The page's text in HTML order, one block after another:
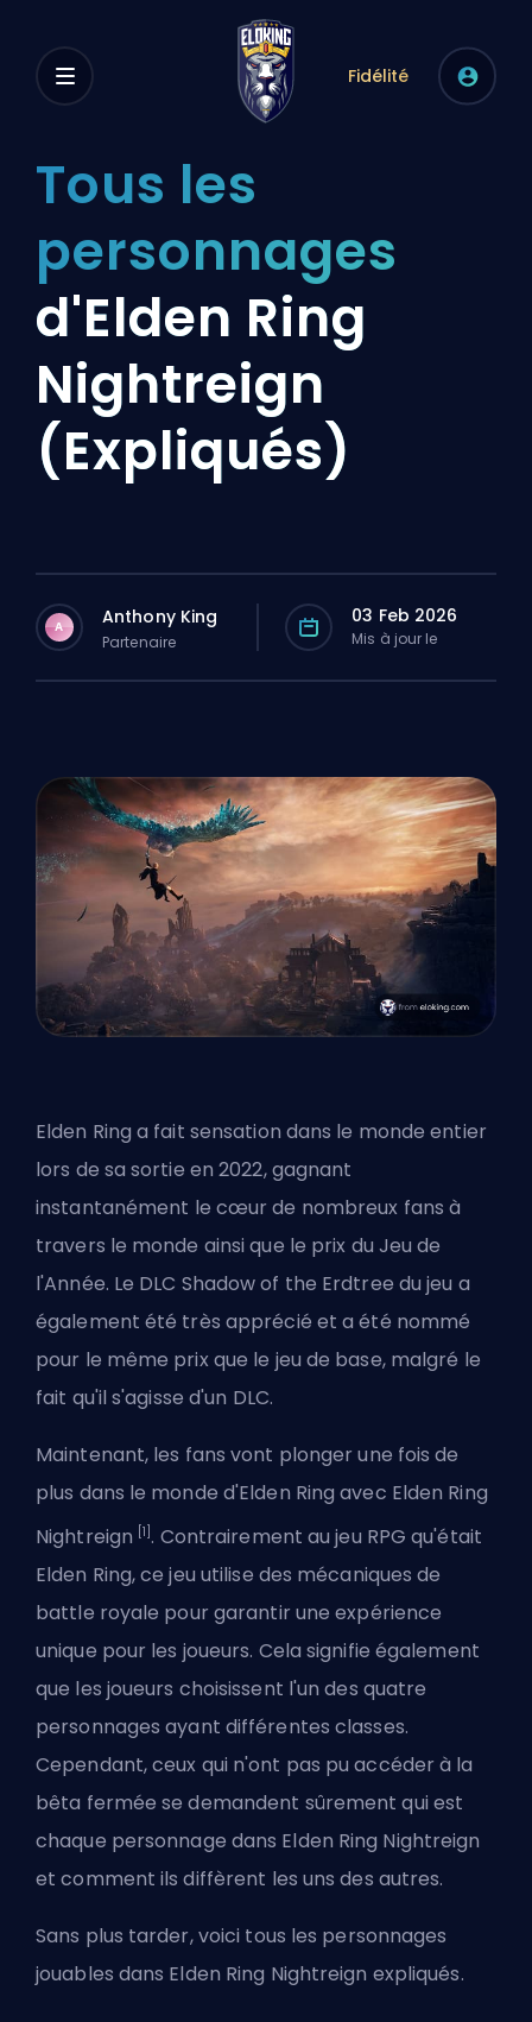
Fidélité
Tous les
personnages
d'Elden Ring
Nightreign
(Expliqués)
A Anthony King
Partenaire
03 Feb 2026
Mis à jour le
Elden Ring a fait sensation dans le monde entier
lors de sa sortie en 2022, gagnant
instantanément le cœur de nombreux fans à
travers le monde ainsi que le prix du Jeu de
l'Année. Le DLC Shadow of the Erdtree du jeu a
également été très apprécié et a été nommé
pour le même prix que le jeu de base, malgré le
fait qu'il s'agisse d'un DLC.
Maintenant, les fans vont plonger une fois de
plus dans le monde d'Elden Ring avec Elden Ring
Nightreign [1] . Contrairement aujeu RPGqu'était
Elden Ring, ce jeu utilise des mécaniques de
battle royale pour garantir une expérience
unique pour les joueurs. Cela signifie également
que les joueurs choisissent l'un des quatre
personnages ayant différentes classes.
Cependant, ceux qui n'ont pas pu accéder à la
bêta fermée se demandent sûrement qui est
chaque personnage dans Elden Ring Nightreign
et comment ils diffèrent les uns des autres.
Sans plus tarder, voici tous les personnages
jouables dans Elden Ring Nightreign expliqués.